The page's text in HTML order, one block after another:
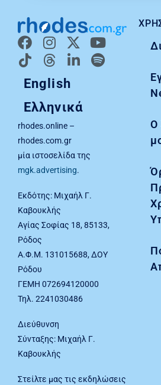
English
Ελληνικά
rhodes.online –
rhodes.com.gr
μία ιστοσελίδα της
mgk.advertising.
Εκδότης: Μιχαήλ Γ.
Καβουκλής
Αγίας Σοφίας 18, 85133,
Ρόδος
Α.Φ.Μ. 131015688, ΔΟΥ
Ρόδου
ΓΕΜΗ 072694120000
Τηλ. 2241030486
Διεύθυνση
Σύνταξης: Μιχαήλ Γ.
Καβουκλής
Στείλτε μας τις εκδηλώσεις
Ο